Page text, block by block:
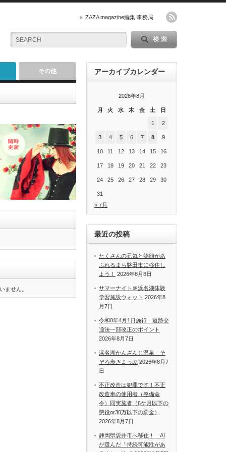
ZAZA magazine編集 事務局
その他
ません。
アーカイブカレンダー
2026年8月
月 火 水 木 金 土 日
1 2
3 4 5 6 7 8 9
10 11 12 13 14 15 16
17 18 19 20 21 22 23
24 25 26 27 28 29 30
31
« 7月
最近の投稿
たくさんの元気と笑顔があ
ふれるまち磐田市に移住し
よう！
2026年8月8日
サマーナイト＠浜名湖体験
学習施設ウォット 2026年8
月7日
令和8年4月1日施行 道路交
通法一部改正のポイント
2026年8月7日
浜名湖かんざんじ温泉 そ
ぞろ歩きまっぷ 2026年8月7
日
不正改造は犯罪です！不正
改造車の使用者（整備命
令）同実施者（6ケ月以下の
懲役or30万以下の罰金）
2026年8月7日
静岡県袋井市へ移住！ AI
が選んだ「持続可能性があ